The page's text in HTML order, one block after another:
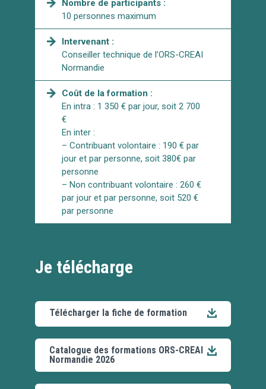
Nombre de participants :
10 personnes maximum
Intervenant :
Conseiller technique de l’ORS-CREAI
Normandie
Coût de la formation :
En intra : 1 350 € par jour, soit 2 700
€
En inter :
– Contribuant volontaire : 190 € par
jour et par personne, soit 380€ par
personne
– Non contribuant volontaire : 260 €
par jour et par personne, soit 520 €
par personne
Je télécharge
Télécharger la fiche de formation
Catalogue des formations ORS-CREAI
Normandie 2026